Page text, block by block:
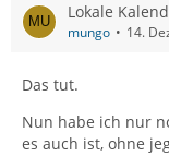
Lokale
mungo 14.
Das tut.
Nun habe ich nur
es auch ist, ohne